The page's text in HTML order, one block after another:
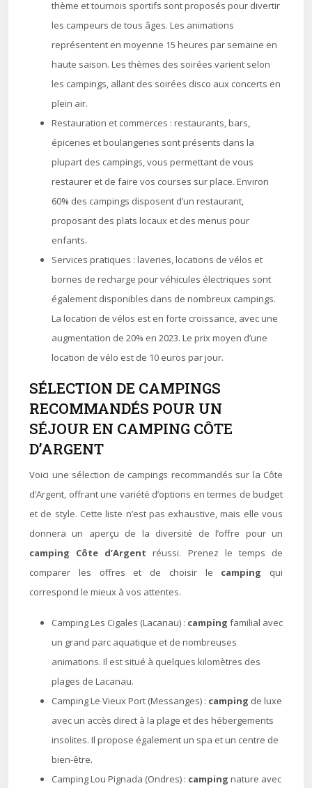
thème et tournois sportifs sont proposés pour divertir
les campeurs de tous âges. Les animations
représentent en moyenne 15 heures par semaine en
haute saison. Les thèmes des soirées varient selon
les campings, allant des soirées disco aux concerts en
plein air.
Restauration et commerces : restaurants, bars,
épiceries et boulangeries sont présents dans la
plupart des campings, vous permettant de vous
restaurer et de faire vos courses sur place. Environ
60% des campings disposent d’un restaurant,
proposant des plats locaux et des menus pour
enfants.
Services pratiques : laveries, locations de vélos et
bornes de recharge pour véhicules électriques sont
également disponibles dans de nombreux campings.
La location de vélos est en forte croissance, avec une
augmentation de 20% en 2023. Le prix moyen d’une
location de vélo est de 10 euros par jour.
SÉLECTION DE CAMPINGS
RECOMMANDÉS POUR UN
SÉJOUR EN CAMPING CÔTE
D’ARGENT
Voici une sélection de campings recommandés sur la Côte
d’Argent, offrant une variété d’options en termes de budget
et de style. Cette liste n’est pas exhaustive, mais elle vous
donnera un aperçu de la diversité de l’offre pour un
camping Côte d’Argentréussi. Prenez le temps de
comparer les offres et de choisir le camping qui
correspond le mieux à vos attentes.
Camping Les Cigales (Lacanau) : camping familial avec
un grand parc aquatique et de nombreuses
animations. Il est situé à quelques kilomètres des
plages de Lacanau.
Camping Le Vieux Port (Messanges) : camping de luxe
avec un accès direct à la plage et des hébergements
insolites. Il propose également un spa et un centre de
bien-être.
Camping Lou Pignada (Ondres) : camping nature avec